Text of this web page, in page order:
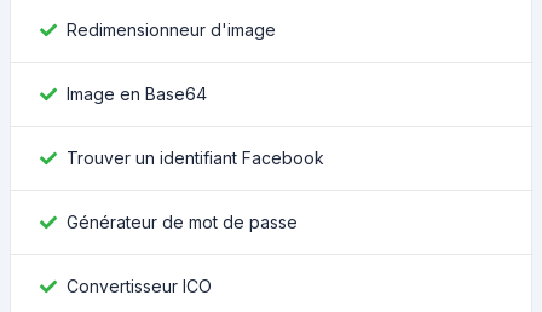
Redimensionneur d'image
Image en Base64
Trouver un identifiant Facebook
Générateur de mot de passe
Convertisseur ICO